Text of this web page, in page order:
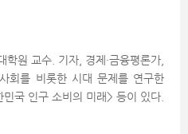
원 교수. 기자, 경제·금융평론가,
회를 비롯한 시대 문제를 연구한
국 인구 소비의 미래> 등이 있다.